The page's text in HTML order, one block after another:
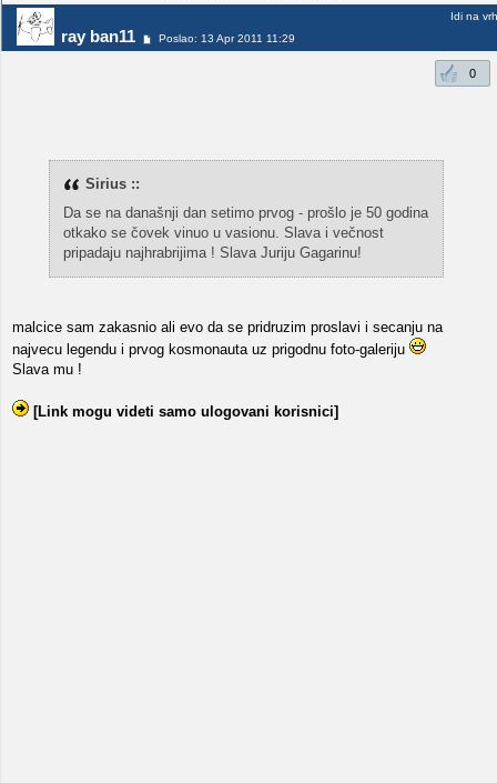
ray ban11 Poslao: 13 Apr 2011 11:29
Idi na vrh
0
Sirius ::
Da se na današnji dan setimo prvog - prošlo je 50 godina
otkako se čovek vinuo u vasionu. Slava i večnost
pripadaju najhrabrijima ! Slava Juriju Gagarinu!
malcice sam zakasnio ali evo da se pridruzim proslavi i secanju na
najvecu legendu i prvog kosmonauta uz prigodnu foto-galeriju
Slava mu !
[Link mogu videti samo ulogovani korisnici]